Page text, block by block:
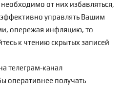
от них избавляться,
эффективно управлять Вашим
опережая инфляцию, то
к чтению скрытых записей
телеграм-канал
оперативнее получать